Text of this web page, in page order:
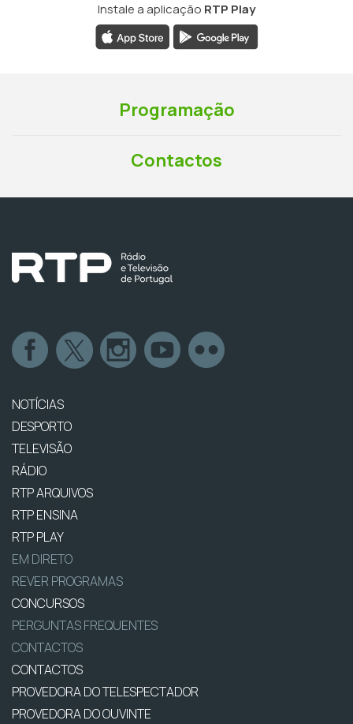
Instale a aplicação RTP Play
Programação
Contactos
NOTÍCIAS
DESPORTO
TELEVISÃO
RÁDIO
RTP ARQUIVOS
RTP ENSINA
RTP PLAY
EM DIRETO
REVER PROGRAMAS
CONCURSOS
PERGUNTAS FREQUENTES
CONTACTOS
CONTACTOS
PROVEDORA DO TELESPECTADOR
PROVEDORA DO OUVINTE